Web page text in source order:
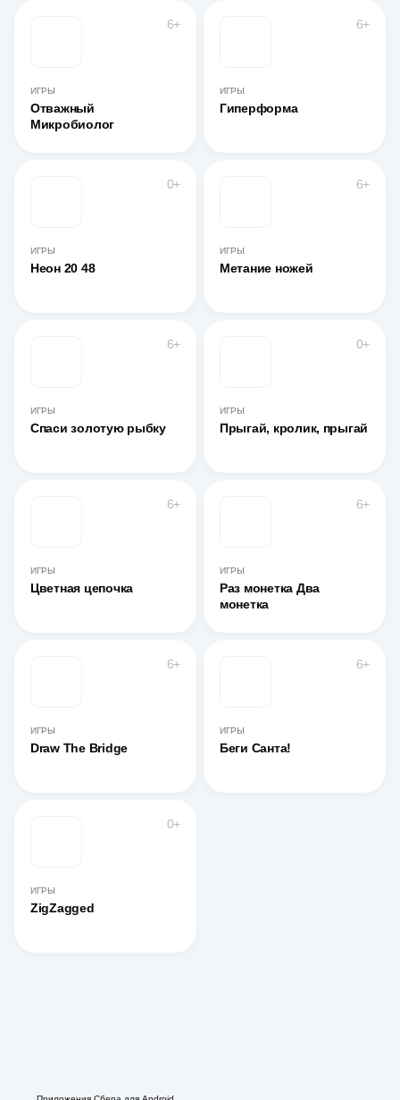
6+
ИГРЫ
Отважный
Микробиолог
6+
ИГРЫ
Гиперформа
0+
ИГРЫ
Неон 20 48
6+
ИГРЫ
Метание ножей
6+
ИГРЫ
Спаси золотую рыбку
0+
ИГРЫ
Прыгай, кролик, прыгай
6+
ИГРЫ
Цветная цепочка
6+
ИГРЫ
Раз монетка Два
монетка
6+
ИГРЫ
Draw The Bridge
6+
ИГРЫ
Беги Санта!
0+
ИГРЫ
ZigZagged